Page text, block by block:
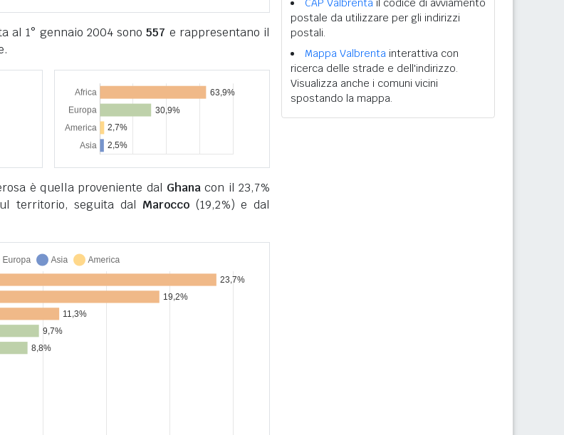
al 1° gennaio 2004 sono557 e rappresentano il
è quella proveniente dal Ghana con il 23,7%
territorio, seguita dal Marocco (19,2%) e dal
CAP Valbrenta il codice di avviamento
postale da utilizzare per gli indirizzi
postali.
Mappa Valbrenta interattiva con
ricerca delle strade e dell'indirizzo.
Visualizza anche i comuni vicini
spostando la mappa.